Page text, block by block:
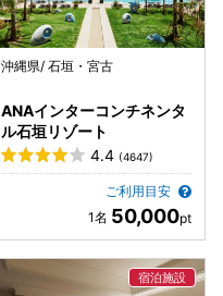
沖縄県/ 石垣・宮古
ANAインターコンチネンタ
ル石垣リゾート
4.4 (4647)
ご利用目安
50,000